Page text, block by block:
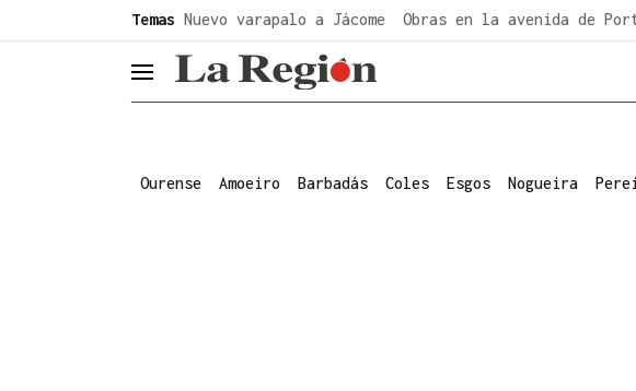
Temas Nuevo varapalo a Jácome Obras en la avenida de
header.menu.open
Ourense Amoeiro Barbadás Coles Esgos Nogueira